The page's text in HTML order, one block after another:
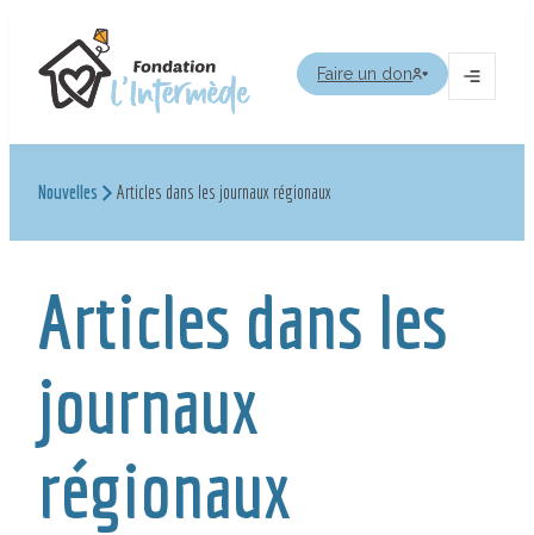
contenu
Faire un don
Ouvrir
Nouvelles Articles dans les journaux régionaux
Articles dans les
journaux
régionaux